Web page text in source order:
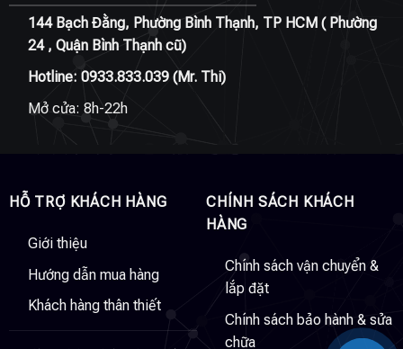
144 Bạch Đằng, Phường Bình Thạnh, TP HCM ( Phường
24 , Quận Bình Thạnh cũ)
Hotline: 0933.833.039(Mr. Thi)
Mở cửa: 8h-22h
HỖ TRỢ KHÁCH HÀNG
Giới thiệu
Hướng dẫn mua hàng
Khách hàng thân thiết
CHÍNH SÁCH KHÁCH
HÀNG
Chính sách vận chuyển &
lắp đặt
Chính sách bảo hành & sửa
chữa